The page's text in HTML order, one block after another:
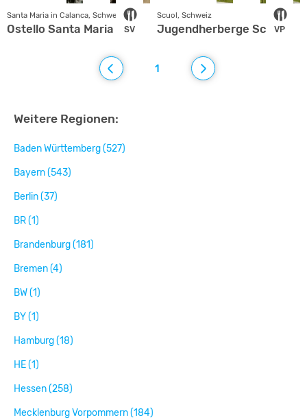
SV
Santa Maria in Calanca, Schweiz
Ostello Santa Maria VP
Scuol, Schweiz
Jugendherberge Scuol
1
Weitere Regionen:
Baden Württemberg (527)
Bayern (543)
Berlin (37)
BR (1)
Brandenburg (181)
Bremen (4)
BW (1)
BY (1)
Hamburg (18)
HE (1)
Hessen (258)
Mecklenburg Vorpommern (184)